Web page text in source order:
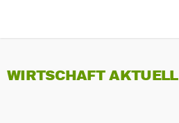
WIRTSCHAFT AKTUELL